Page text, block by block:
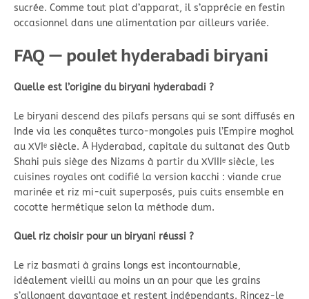
sucrée. Comme tout plat d’apparat, il s’apprécie en festin
occasionnel dans une alimentation par ailleurs variée.
FAQ — poulet hyderabadi biryani
Quelle est l’origine du biryani hyderabadi ?
Le biryani descend des pilafs persans qui se sont diffusés en
Inde via les conquêtes turco-mongoles puis l’Empire moghol
au XVIᵉ siècle. À Hyderabad, capitale du sultanat des Qutb
Shahi puis siège des Nizams à partir du XVIIIᵉ siècle, les
cuisines royales ont codifié la version kacchi : viande crue
marinée et riz mi-cuit superposés, puis cuits ensemble en
cocotte hermétique selon la méthode dum.
Quel riz choisir pour un biryani réussi ?
Le riz basmati à grains longs est incontournable,
idéalement vieilli au moins un an pour que les grains
s’allongent davantage et restent indépendants. Rincez-le